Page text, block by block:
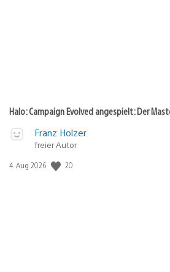
Halo: Campaign Evolved angespielt: Der
Franz Holzer
freier Autor
Veröffentlichungsdatum:
4. Aug 2026 20